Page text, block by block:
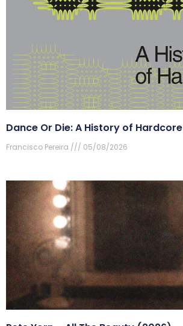
Dance Or Die: A History of Hardcore
Francisco Pereira 05/08/2026